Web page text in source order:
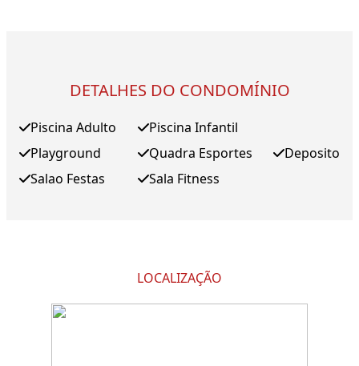
DETALHES DO CONDOMÍNIO
Piscina Adulto
Playground
Salao Festas
Piscina Infantil
Quadra Esportes
Sala Fitness
Deposito
LOCALIZAÇÃO